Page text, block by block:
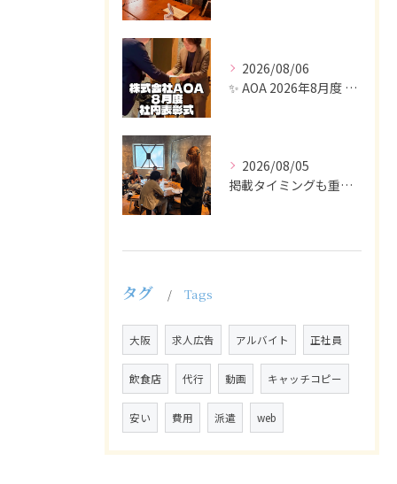
2026/08/06
✨ AOA 2026年8月度 表彰式レポート ✨
2026/08/05
掲載タイミングも重要で、業界動向や求職者の活動時期に合わせて...
タグ Tags
大阪 求人広告 アルバイト 正社員
飲食店 代行 動画 キャッチコピー
安い 費用 派遣 web